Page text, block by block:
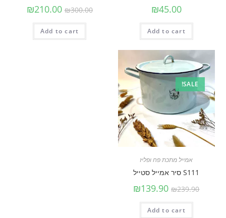
₪45.00
Add to cart
₪300.00
₪210.00
Add to cart
SALE!
אמייל מתכת פח ופליז
S111 סיר אמייל סטייל
₪239.90
₪139.90
Add to cart